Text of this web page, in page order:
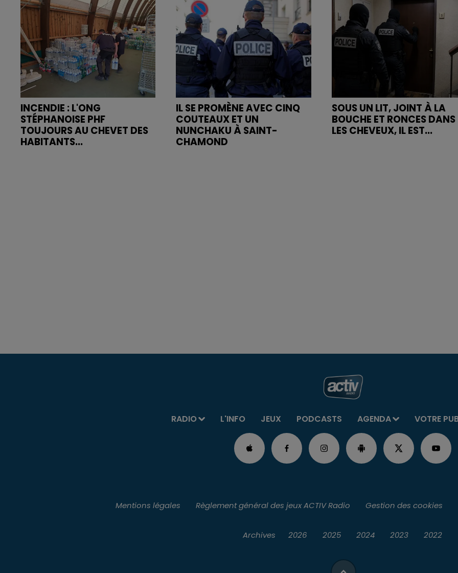
INCENDIE : L'ONG
STÉPHANOISE PHF
TOUJOURS AU CHEVET DES
HABITANTS...
IL SE PROMÈNE AVEC CINQ
COUTEAUX ET UN
NUNCHAKU À SAINT-
CHAMOND
SOUS UN LIT, JOINT À LA
BOUCHE ET RONCES DANS
LES CHEVEUX, IL EST...
RADIO L'INFO JEUX PODCASTS AGENDA VOTRE
Mentions légales Règlement général des jeux ACTIV Radio Gestion des cookies
Archives 2026 2025 2024 2023 2022